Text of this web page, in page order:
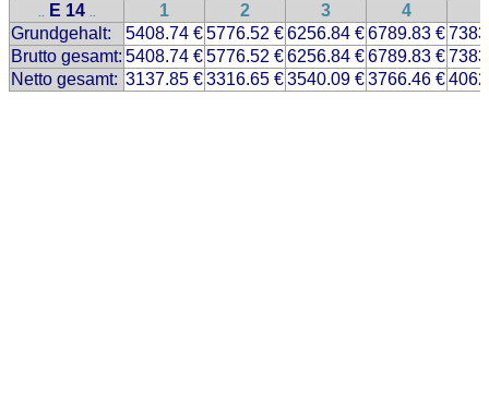
.. E 14 .. 1 2 3 4
Grundgehalt:
5408.74 €5776.52 €6256.84 €6789.83 €
Brutto gesamt: 5408.74 €5776.52 €6256.84 €6789.83 €
Netto gesamt: 3137.85 €3316.65 €3540.09 €3766.46 €